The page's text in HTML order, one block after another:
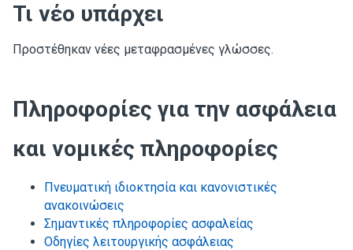
Τι νέο υπάρχει
Προστέθηκαν νέες μεταφρασμένες γλώσσες.
Πληροφορίες για την ασφάλεια
και νομικές πληροφορίες
Πνευματική ιδιοκτησία και κανονιστικές
ανακοινώσεις
Σημαντικές πληροφορίες ασφαλείας
Οδηγίες λειτουργικής ασφάλειας